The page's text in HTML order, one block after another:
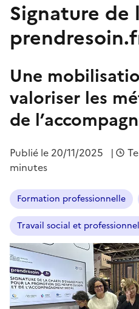
Signature de
Une
valoriser les
de
Publié le 20/11/2025 |
minutes
Formation professionnelle
Travail social et